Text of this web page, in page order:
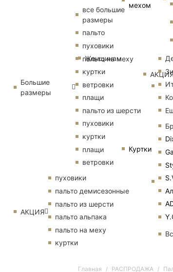
Женщинам
мехом
Куртки
Большие
размеры
все большие
размеры
пальто
пуховики
пальто на меху
куртки
ветровки
плащи
пальто из шерсти
пуховики
куртки
плащи
ветровки
АКЦИЯ
пуховики
пальто демисезонные
пальто из шерсти
пальто альпака
пальто на меху
куртки
Главная РАСПРОДАЖА